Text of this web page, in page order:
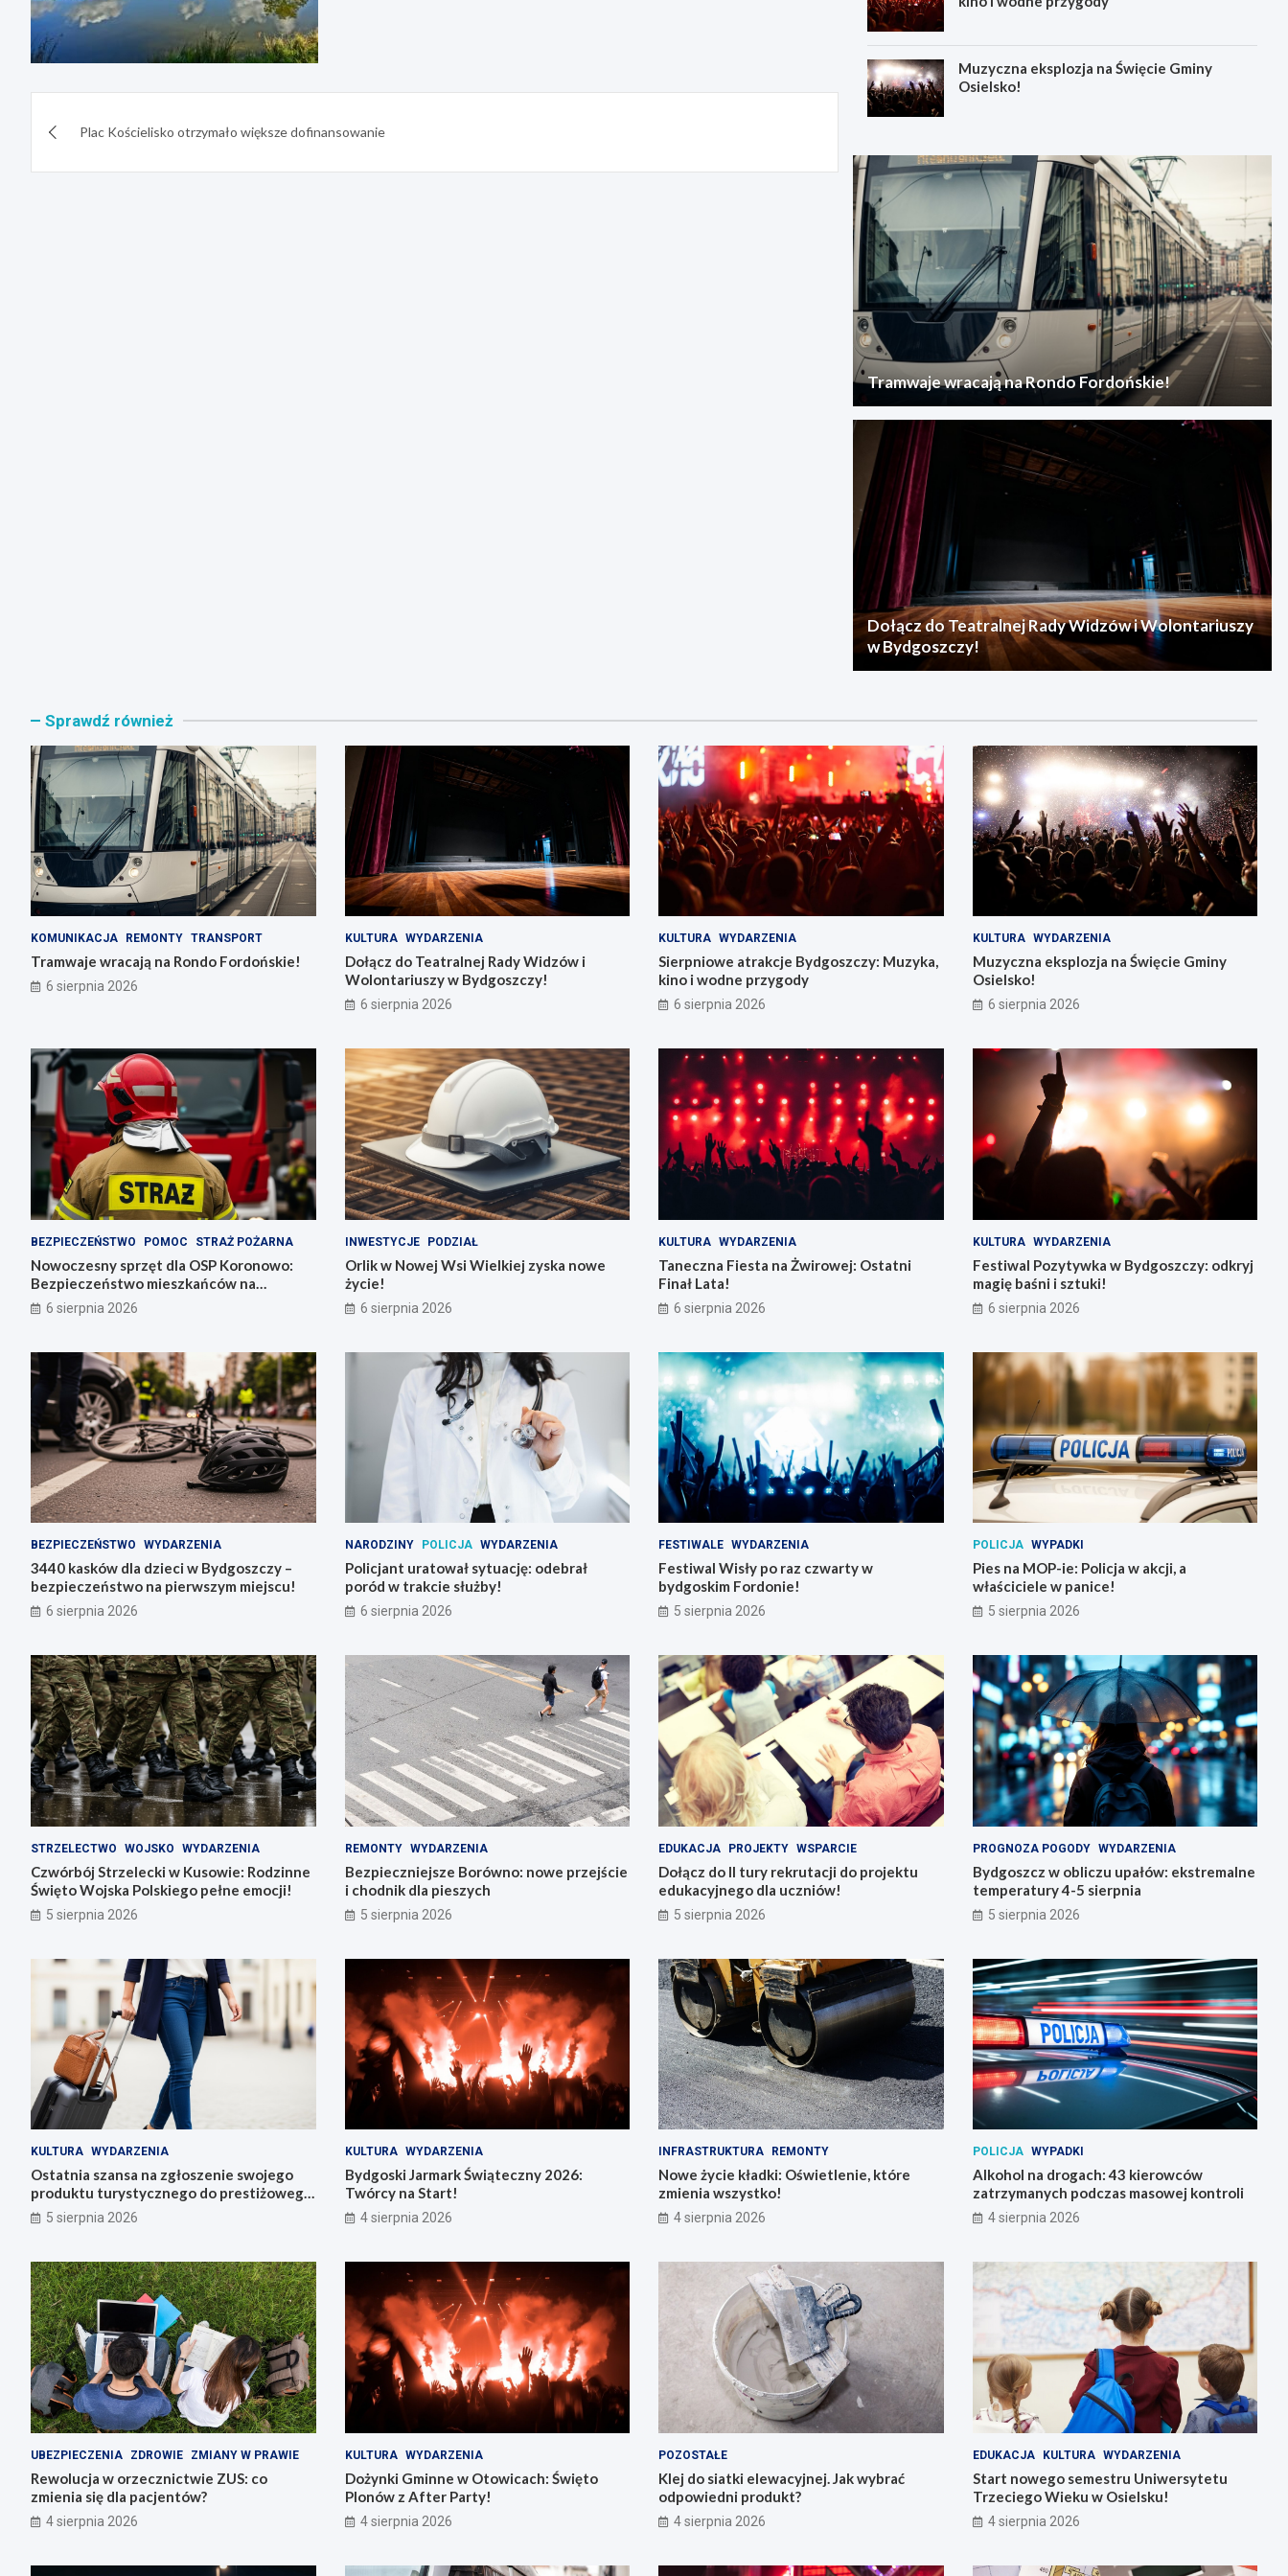
wpisuPlac Kościelisko otrzymało większe dofinansowanie
Muzyczna eksplozja na Święcie Gminy
Osielsko!
Tramwaje wracają na Rondo Fordońskie!
Dołącz do Teatralnej Rady Widzów i Wolontariuszy
w Bydgoszczy!
Sprawdź również
KOMUNIKACJA REMONTY TRANSPORT
Tramwaje wracają na Rondo Fordońskie!
6 sierpnia 2026
KULTURA WYDARZENIA
Dołącz do Teatralnej Rady Widzów i
Wolontariuszy w Bydgoszczy!
6 sierpnia 2026
KULTURA WYDARZENIA
Sierpniowe atrakcje Bydgoszczy: Muzyka,
kino i wodne przygody
6 sierpnia 2026
KULTURA WYDARZENIA
Muzyczna eksplozja na Święcie Gminy
Osielsko!
6 sierpnia 2026
BEZPIECZEŃSTWO POMOC STRAŻ POŻARNA
Nowoczesny sprzęt dla OSP Koronowo:
Bezpieczeństwo mieszkańców na
pierwszym miejscu!
6 sierpnia 2026
INWESTYCJE PODZIAŁ
Orlik w Nowej Wsi Wielkiej zyska nowe
życie!
6 sierpnia 2026
KULTURA WYDARZENIA
Taneczna Fiesta na Żwirowej: Ostatni
Finał Lata!
6 sierpnia 2026
KULTURA WYDARZENIA
Festiwal Pozytywka w Bydgoszczy: odkryj
magię baśni i sztuki!
6 sierpnia 2026
BEZPIECZEŃSTWO WYDARZENIA
3440 kasków dla dzieci w Bydgoszczy –
bezpieczeństwo na pierwszym miejscu!
6 sierpnia 2026
NARODZINY POLICJA WYDARZENIA
Policjant uratował sytuację: odebrał
poród w trakcie służby!
6 sierpnia 2026
FESTIWALE WYDARZENIA
Festiwal Wisły po raz czwarty w
bydgoskim Fordonie!
5 sierpnia 2026
POLICJA WYPADKI
Pies na MOP-ie: Policja w akcji, a
właściciele w panice!
5 sierpnia 2026
STRZELECTWO WOJSKO WYDARZENIA
Czwórbój Strzelecki w Kusowie: Rodzinne
Święto Wojska Polskiego pełne emocji!
5 sierpnia 2026
REMONTY WYDARZENIA
Bezpieczniejsze Borówno: nowe przejście
i chodnik dla pieszych
5 sierpnia 2026
EDUKACJA PROJEKTY WSPARCIE
Dołącz do II tury rekrutacji do projektu
edukacyjnego dla uczniów!
5 sierpnia 2026
PROGNOZA POGODY WYDARZENIA
Bydgoszcz w obliczu upałów: ekstremalne
temperatury 4-5 sierpnia
5 sierpnia 2026
KULTURA WYDARZENIA
Ostatnia szansa na zgłoszenie swojego
produktu turystycznego do prestiżowego
konkursu POT
5 sierpnia 2026
KULTURA WYDARZENIA
Bydgoski Jarmark Świąteczny 2026:
Twórcy na Start!
4 sierpnia 2026
INFRASTRUKTURA REMONTY
Nowe życie kładki: Oświetlenie, które
zmienia wszystko!
4 sierpnia 2026
POLICJA WYPADKI
Alkohol na drogach: 43 kierowców
zatrzymanych podczas masowej kontroli
4 sierpnia 2026
UBEZPIECZENIA ZDROWIE ZMIANY W PRAWIE
Rewolucja w orzecznictwie ZUS: co
zmienia się dla pacjentów?
4 sierpnia 2026
KULTURA WYDARZENIA
Dożynki Gminne w Otowicach: Święto
Plonów z After Party!
4 sierpnia 2026
POZOSTAŁE
Klej do siatki elewacyjnej. Jak wybrać
odpowiedni produkt?
4 sierpnia 2026
EDUKACJA KULTURA WYDARZENIA
Start nowego semestru Uniwersytetu
Trzeciego Wieku w Osielsku!
4 sierpnia 2026